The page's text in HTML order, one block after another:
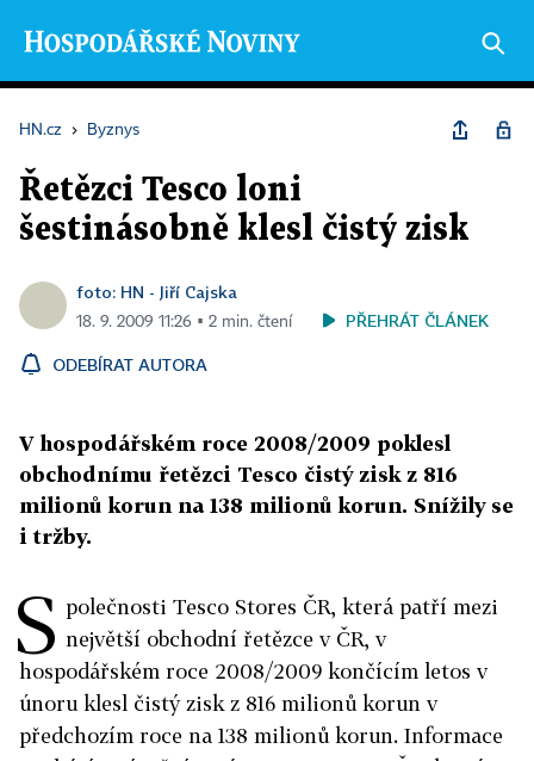
HN.cz › Byznys
Řetězci Tesco loni
šestinásobně klesl čistý zisk
foto: HN - Jiří Cajska
18. 9. 2009 11:26 ▪ 2 min. čtení PŘEHRÁT ČLÁNEK
ODEBÍRAT AUTORA
V hospodářském roce 2008/2009 poklesl
obchodnímu řetězci Tesco čistý zisk z 816
milionů korun na 138 milionů korun. Snížily se
i tržby.
S polečnosti Tesco Stores ČR, která patří mezi
největší obchodní řetězce v ČR, v
hospodářském roce 2008/2009 končícím letos v
únoru klesl čistý zisk z 816 milionů korun v
předchozím roce na 138 milionů korun. Informace